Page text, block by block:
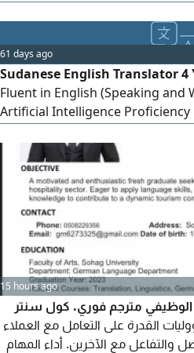
and MULTILINGUAL content
61 days ago
Sudanese English Translator 4
Fluent in English (Speaking
Artificial Intelligence
Opportunity Arises
15 hours ago
1 - المسمي الوظيفي مترجم فوري. كول سنتر
والمسؤوليات القدرة على التعامل مع العملاء
والتفاعل مع الآخرين. أداء المهام